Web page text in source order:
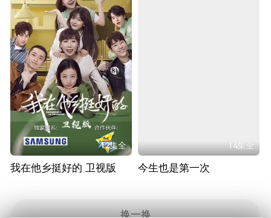
12集全
我在他乡挺好的 卫视版
14集全
今生也是第一次
换一换